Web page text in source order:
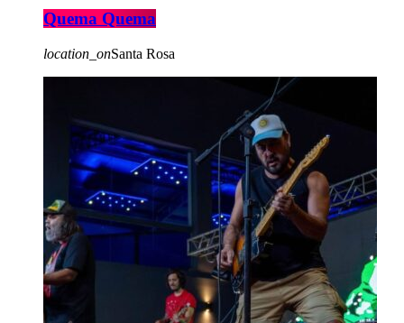
Quema Quema
location_onSanta Rosa